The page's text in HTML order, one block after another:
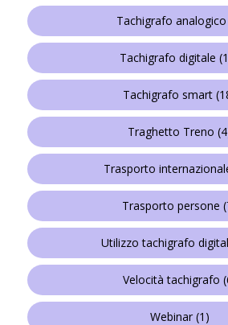
Tachigrafo analogico
Tachigrafo digitale
Tachigrafo smart
Traghetto Treno
Trasporto
Trasporto persone
Utilizzo tachigrafo
Velocità tachigrafo
Webinar(1)